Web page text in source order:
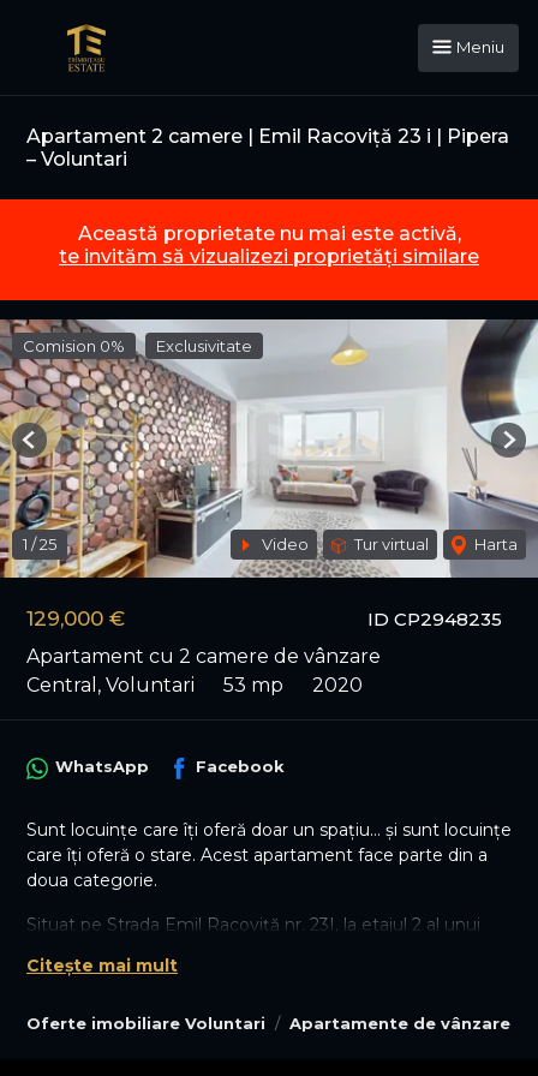
Meniu
Apartament 2 camere | Emil Racoviță 23 i | Pipera
– Voluntari
Această proprietate nu mai este activă,
te invităm să vizualizezi proprietăți similare
ID CP2948235
129,000 €
Apartament cu 2 camere de vânzare
Central, Voluntari
53 mp 2020
Comision 0% Exclusivitate
1 /25 Video Tur virtual Harta
Previous
Oferte imobiliare Voluntari Apartamente de vânzare
WhatsApp Facebook
Sunt locuințe care îți oferă doar un spațiu… și sunt locuințe
care îți oferă o stare. Acest apartament face parte din a
doua categorie.
Situat pe Strada Emil Racoviță nr. 23I, la etajul 2 al unui
apropiere de Rondul OMV Pipera, apartamentul îmbină
unei comunități restrânse — un avantaj tot mai rar în zona
Citește mai mult